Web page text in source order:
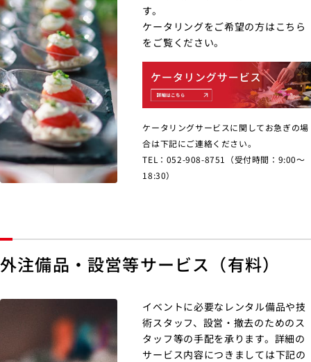
す。
ケータリングをご希望の方はこちら
をご覧ください。
ケータリングサービスに関してお急ぎの場
合は下記にご連絡ください。
TEL：052-908-8751（受付時間：9:00〜
18:30）
外注備品・設営等サービス（有料）
イベントに必要なレンタル備品や技
術スタッフ、設営・撤去のためのス
タッフ等の手配を承ります。詳細の
サービス内容につきましては下記の